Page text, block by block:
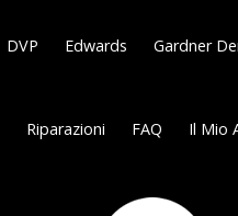
DVP Edwards Gardner
Riparazioni FAQ Il Mio